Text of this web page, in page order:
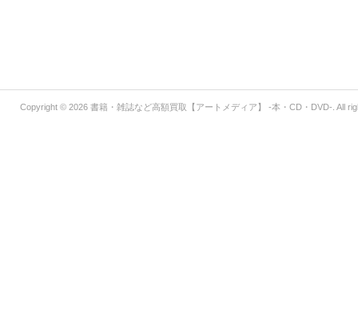
Copyright © 2026 書籍・雑誌など高額買取【アートメディア】 -本・CD・DVD- . All